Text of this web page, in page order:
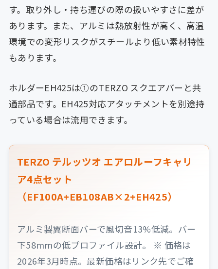
す。取り外し・持ち運びの際の扱いやすさに差が
あります。また、アルミは熱放射性が高く、高温
環境での変形リスクがスチールより低い素材特性
もあります。
ホルダーEH425は①のTERZO スクエアバーと共
通部品です。EH425対応アタッチメントを別途持
っている場合は流用できます。
TERZO テルッツオ エアロルーフキャリ
ア4点セット
（EF100A+EB108AB×2+EH425）
アルミ製翼断面バーで風切音13%低減。バー
下58mmの低プロファイル設計。 ※ 価格は
2026年3月時点。最新価格はリンク先でご確